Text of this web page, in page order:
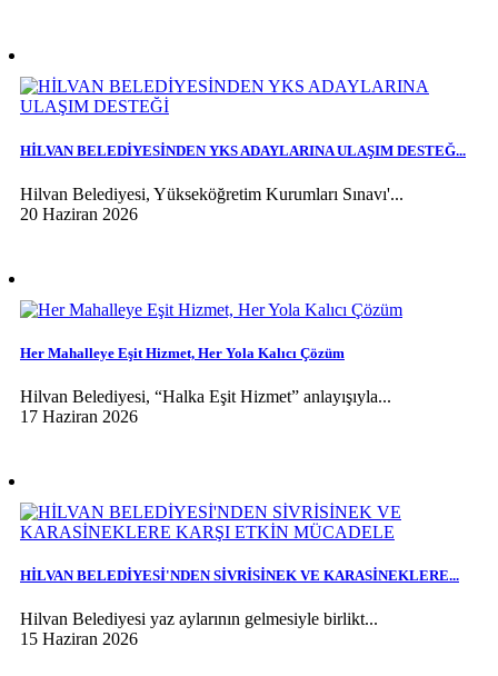
HİLVAN BELEDİYESİNDEN YKS ADAYLARINA ULAŞIM DESTEĞ...
Hilvan Belediyesi, Yükseköğretim Kurumları Sınavı'...
20 Haziran 2026
Her Mahalleye Eşit Hizmet, Her Yola Kalıcı Çözüm
Hilvan Belediyesi, “Halka Eşit Hizmet” anlayışıyla...
17 Haziran 2026
HİLVAN BELEDİYESİ'NDEN SİVRİSİNEK VE KARASİNEKLERE...
Hilvan Belediyesi yaz aylarının gelmesiyle birlikt...
15 Haziran 2026